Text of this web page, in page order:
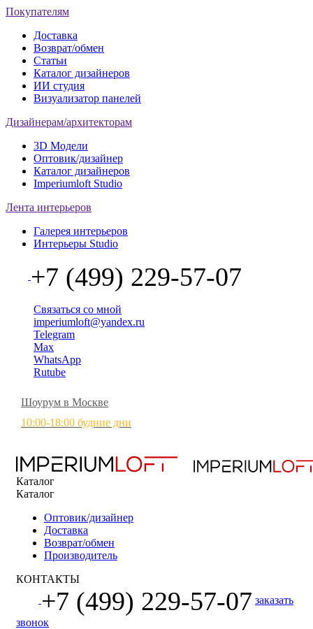
Покупателям
Доставка
Возврат/обмен
Статьи
Каталог дизайнеров
ИИ студия
Визуализатор панелей
Дизайнерам/архитекторам
3D Модели
Оптовик/дизайнер
Каталог дизайнеров
Imperiumloft Studio
Лента интерьеров
Галерея интерьеров
Интерьеры Studio
+7 (499) 229-57-07
Связаться со мной
imperiumloft@yandex.ru
Telegram
Max
WhatsApp
Rutube
Шоурум в Москве
10:00-18:00 будние дни
Каталог
Каталог
Оптовик/дизайнер
Доставка
Возврат/обмен
Производитель
КОНТАКТЫ
+7 (499) 229-57-07 заказать
звонок